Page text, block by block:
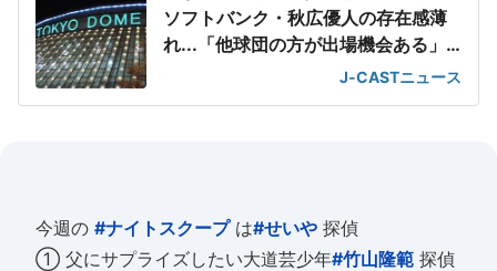
ソフトバンク・秋広優人の存在感薄
れ...「他球団の方が出場機会ある」
J-CASTニュース
今週の #ナイトスクープは#せいや 探偵
① 父にサプライズしたい大道芸少年#竹山隆範 探偵